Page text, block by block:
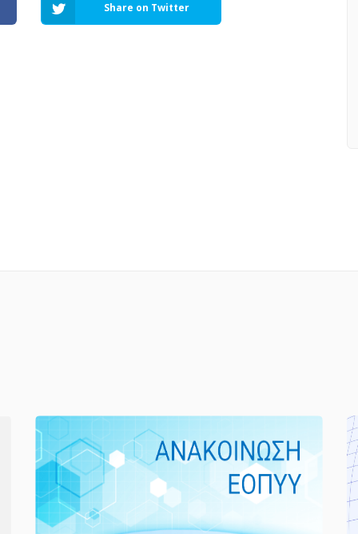
Share on Twitter